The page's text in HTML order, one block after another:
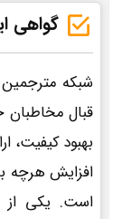
گواهی
شبکه
قبال مخاطبان
بهبود کیفیت،
افزایش هرچه
است. یکی از